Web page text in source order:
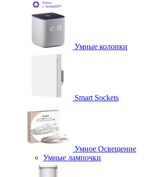
Умные колонки
Smart Sockets
Умное Освещение
Умные лампочки